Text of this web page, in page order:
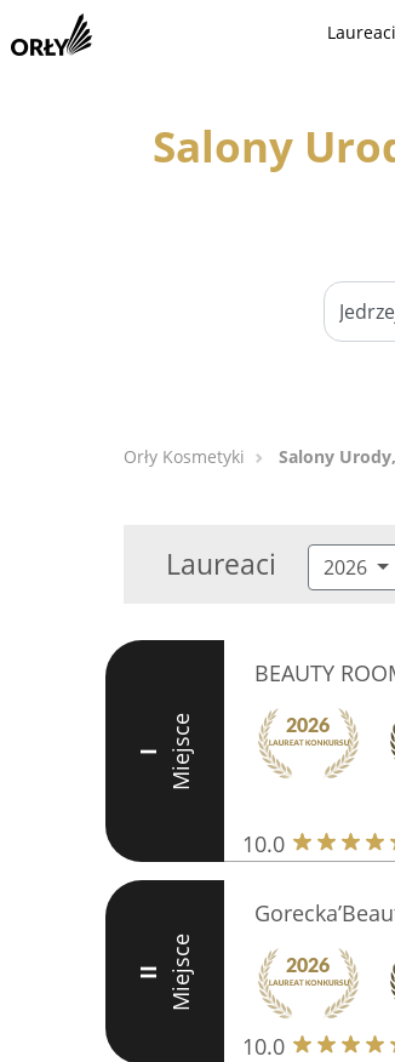
Laureaci
Salony
Orły Kosmetyki Salony
Laureaci 2026
I Miejsce
BEAUTY
10.0
II Miejsce
10.0